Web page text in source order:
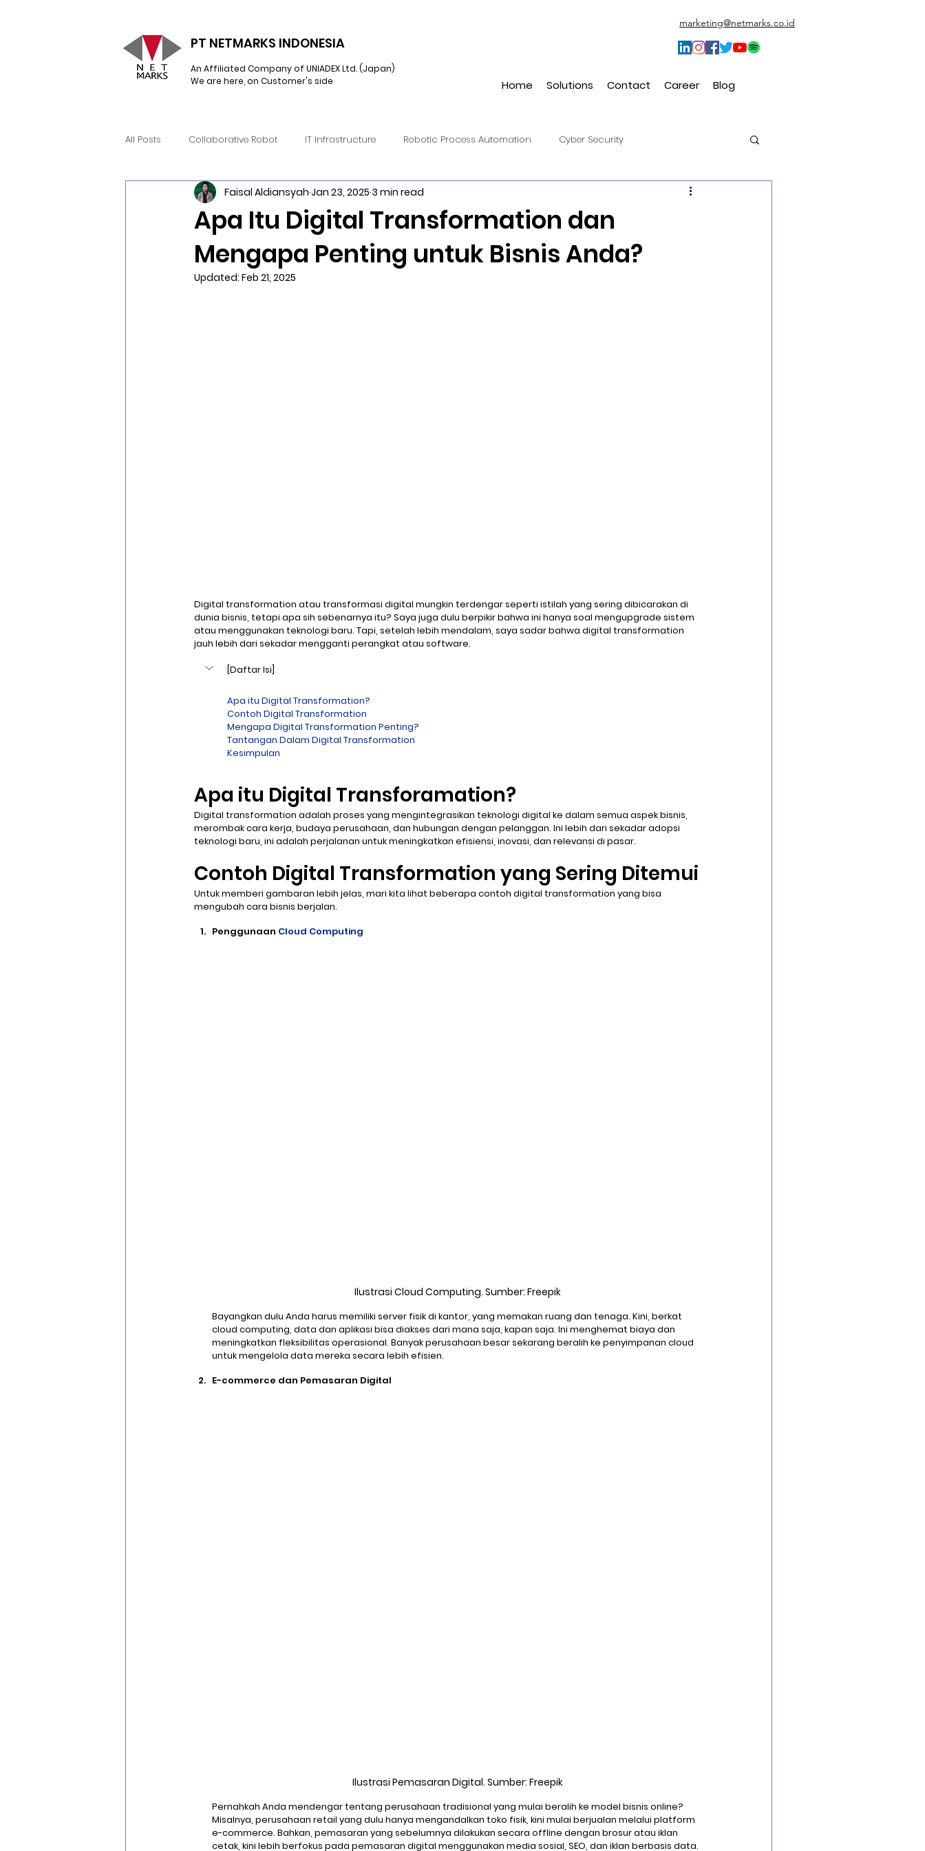
marketing@netmarks.co.id
PT NETMARKS INDONESIA
An Affiliated Company of UNIADEX Ltd. (Japan)
We are here, on Customer's side
Home Solutions Contact Career Blog
All Posts Collaborative Robot IT Infrastructure Robotic Process Automation Cyber Security
Network Infrastructure Hyperconverged Infrastructure
Snow Software RealWear Virtual Reality UiPath Hulft8 DataSpider Hulft
Apa Itu Digital Transformation dan
Mengapa Penting untuk Bisnis Anda?
Faisal Aldiansyah Jan 23, 2025 3 min read
Updated: Feb 21, 2025
Digital transformation atau transformasi digital mungkin terdengar seperti istilah yang sering dibicarakan di
dunia bisnis, tetapi apa sih sebenarnya itu? Saya juga dulu berpikir bahwa ini hanya soal mengupgrade sistem
atau menggunakan teknologi baru. Tapi, setelah lebih mendalam, saya sadar bahwa digital transformation
jauh lebih dari sekadar mengganti perangkat atau software.
[Daftar Isi]
Apa itu Digital Transformation?
Contoh Digital Transformation
Mengapa Digital Transformation Penting?
Tantangan Dalam Digital Transformation
Kesimpulan
Apa itu Digital Transforamation?
Digital transformation adalah proses yang mengintegrasikan teknologi digital ke dalam semua aspek bisnis,
merombak cara kerja, budaya perusahaan, dan hubungan dengan pelanggan. Ini lebih dari sekadar adopsi
teknologi baru, ini adalah perjalanan untuk meningkatkan efisiensi, inovasi, dan relevansi di pasar.
Contoh Digital Transformation yang Sering Ditemui
Untuk memberi gambaran lebih jelas, mari kita lihat beberapa contoh digital transformation yang bisa
mengubah cara bisnis berjalan.
Penggunaan Cloud Computing
Ilustrasi Cloud Computing. Sumber: Freepik
Bayangkan dulu Anda harus memiliki server fisik di kantor, yang memakan ruang dan tenaga. Kini, berkat
cloud computing, data dan aplikasi bisa diakses dari mana saja, kapan saja. Ini menghemat biaya dan
meningkatkan fleksibilitas operasional. Banyak perusahaan besar sekarang beralih ke penyimpanan cloud
untuk mengelola data mereka secara lebih efisien.
E-commerce dan Pemasaran Digital
Ilustrasi Pemasaran Digital. Sumber: Freepik
Pernahkah Anda mendengar tentang perusahaan tradisional yang mulai beralih ke model bisnis online?
Misalnya, perusahaan retail yang dulu hanya mengandalkan toko fisik, kini mulai berjualan melalui platform
e-commerce. Bahkan, pemasaran yang sebelumnya dilakukan secara offline dengan brosur atau iklan
cetak, kini lebih berfokus pada pemasaran digital menggunakan media sosial, SEO, dan iklan berbasis data.